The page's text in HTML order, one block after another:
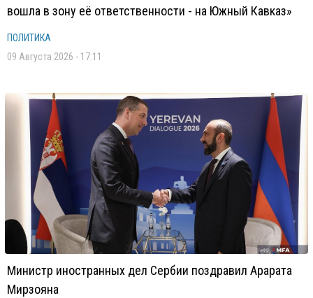
вошла в зону её ответственности - на Южный Кавказ»
ПОЛИТИКА
09 Августа 2026 - 17:11
Министр иностранных дел Сербии поздравил Арарата
Мирзояна